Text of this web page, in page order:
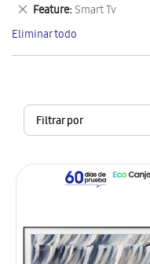
Filtrar por
artículo
Feature Smart Tv
Eliminar
este
artículo
Eliminar todo